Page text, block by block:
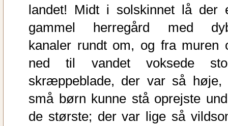
landet! Midt i solskinnet lå der
gammel herregård med
kanaler rundt om, og fra muren
ned til vandet voksede
skræppeblade, der var så høje,
små børn kunne stå oprejste
de største; der var lige så